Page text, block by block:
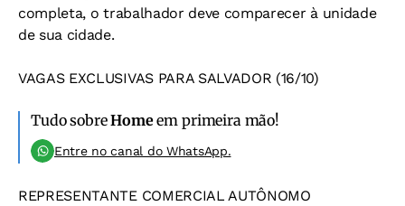
completa, o trabalhador deve comparecer à unidade
de sua cidade.
VAGAS EXCLUSIVAS PARA SALVADOR (16/10)
Tudo sobreHomeem primeira mão!
Entre no canal do WhatsApp.
REPRESENTANTE COMERCIAL AUTÔNOMO